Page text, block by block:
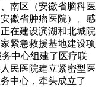
南区（安徽省脑科医
徽省肿瘤医院）、感
在建设滨湖和北城院
紧急救援基地建设项
中心组建了医疗联
民医院建立紧密型医
中心，牵头成立了